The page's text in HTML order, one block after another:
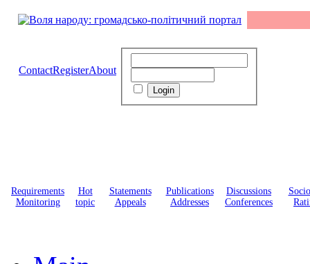
ContactRegisterAbout
Requirements
Monitoring
Hot
topic
Statements
Appeals
Publications
Addresses
Discussions
Conferences